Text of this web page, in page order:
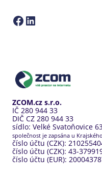
ZCOM na Facebooku
LinkedIn ZCOM
ZCOM.cz s.r.o.
IČ 280 944 33
DIČ CZ 280 944 33
sídlo: Velké Svatoňovice
společnost je zapsána u
číslo účtu (CZK):
číslo účtu (CZK): 43-
číslo účtu (EUR):